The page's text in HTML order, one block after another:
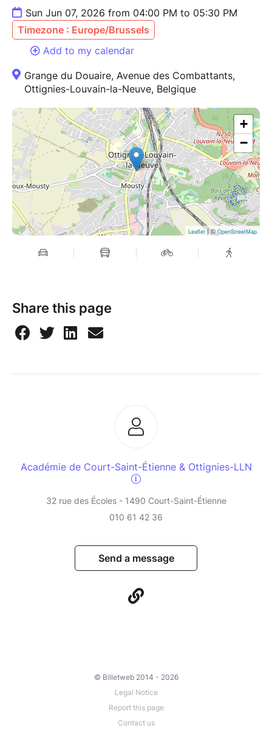
Sun Jun 07, 2026 from 04:00 PM to 05:30 PM
Timezone : Europe/Brussels
Add to my calendar
Grange du Douaire, Avenue des Combattants,
Ottignies-Louvain-la-Neuve, Belgique
+
−
Leaflet| ©OpenStreetMap
Share this page
Académie de Court-Saint-Étienne & Ottignies-LLN
32 rue des Écoles - 1490 Court-Saint-Étienne
010 61 42 36
Send a message
© Billetweb 2014 - 2026
Legal Notice
Report this page
Contact us